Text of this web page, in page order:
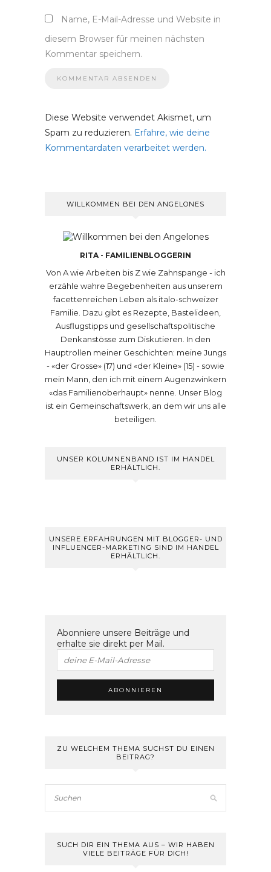
Name, E-Mail-Adresse und Website in
diesem Browser für meinen nächsten
Kommentar speichern.
Diese Website verwendet Akismet, um
Spam zu reduzieren. Erfahre, wie deine
Kommentardaten verarbeitet werden.
WILLKOMMEN BEI DEN ANGELONES
RITA - FAMILIENBLOGGERIN
Von A wie Arbeiten bis Z wie Zahnspange - ich
erzähle wahre Begebenheiten aus unserem
facettenreichen Leben als italo-schweizer
Familie. Dazu gibt es Rezepte, Bastelideen,
Ausflugstipps und gesellschaftspolitische
Denkanstösse zum Diskutieren. In den
Hauptrollen meiner Geschichten: meine Jungs
- «der Grosse» (17) und «der Kleine» (15) - sowie
mein Mann, den ich mit einem Augenzwinkern
«das Familienoberhaupt» nenne. Unser Blog
ist ein Gemeinschaftswerk, an dem wir uns alle
beteiligen.
UNSER KOLUMNENBAND IST IM HANDEL
ERHÄLTLICH.
UNSERE ERFAHRUNGEN MIT BLOGGER- UND
INFLUENCER-MARKETING SIND IM HANDEL
ERHÄLTLICH.
Abonniere unsere Beiträge und
erhalte sie direkt per Mail.
ZU WELCHEM THEMA SUCHST DU EINEN
BEITRAG?
SUCH DIR EIN THEMA AUS – WIR HABEN
VIELE BEITRÄGE FÜR DICH!